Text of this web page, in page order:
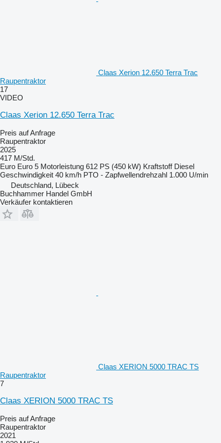
Claas Xerion 12.650 Terra Trac
Raupentraktor
17
VIDEO
Claas Xerion 12.650 Terra Trac
Preis auf Anfrage
Raupentraktor
2025
417 M/Std.
Euro Euro 5 Motorleistung 612 PS (450 kW) Kraftstoff Diesel
Geschwindigkeit 40 km/h PTO - Zapfwellendrehzahl 1.000 U/min
Deutschland, Lübeck
Buchhammer Handel GmbH
Verkäufer kontaktieren
Claas XERION 5000 TRAC TS
Raupentraktor
7
Claas XERION 5000 TRAC TS
Preis auf Anfrage
Raupentraktor
2021